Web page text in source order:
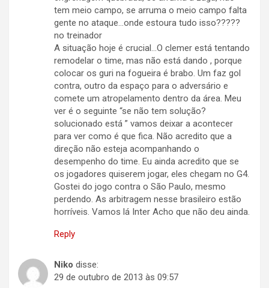
tem meio campo, se arruma o meio campo falta
gente no ataque…onde estoura tudo isso?????
no treinador
A situação hoje é crucial…O clemer está tentando
remodelar o time, mas não está dando , porque
colocar os guri na fogueira é brabo. Um faz gol
contra, outro da espaço para o adversário e
comete um atropelamento dentro da área. Meu
ver é o seguinte “se não tem solução?
solucionado está ” vamos deixar a acontecer
para ver como é que fica. Não acredito que a
direção não esteja acompanhando o
desempenho do time. Eu ainda acredito que se
os jogadores quiserem jogar, eles chegam no G4.
Gostei do jogo contra o São Paulo, mesmo
perdendo. As arbitragem nesse brasileiro estão
horríveis. Vamos lá Inter Acho que não deu ainda.
Reply
Niko disse:
29 de outubro de 2013 às 09:57